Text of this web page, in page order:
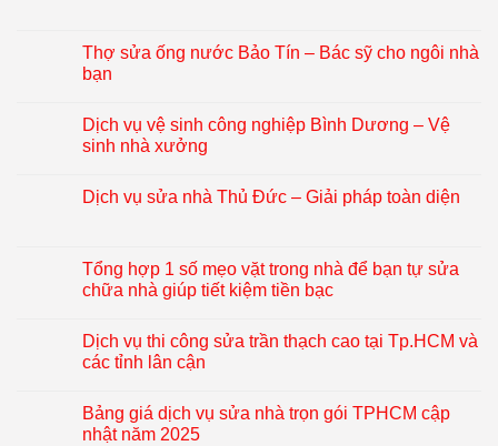
Thợ sửa ống nước Bảo Tín – Bác sỹ cho ngôi nhà
bạn
Dịch vụ vệ sinh công nghiệp Bình Dương – Vệ
sinh nhà xưởng
Dịch vụ sửa nhà Thủ Đức – Giải pháp toàn diện
Tổng hợp 1 số mẹo vặt trong nhà để bạn tự sửa
chữa nhà giúp tiết kiệm tiền bạc
Dịch vụ thi công sửa trần thạch cao tại Tp.HCM và
các tỉnh lân cận
Bảng giá dịch vụ sửa nhà trọn gói TPHCM cập
nhật năm 2025